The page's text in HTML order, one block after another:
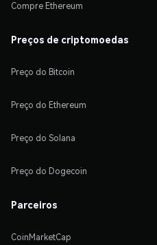
Compre Ethereum
Preços de criptomoedas
Preço do Bitcoin
Preço do Ethereum
Preço do Solana
Preço do Dogecoin
Parceiros
CoinMarketCap